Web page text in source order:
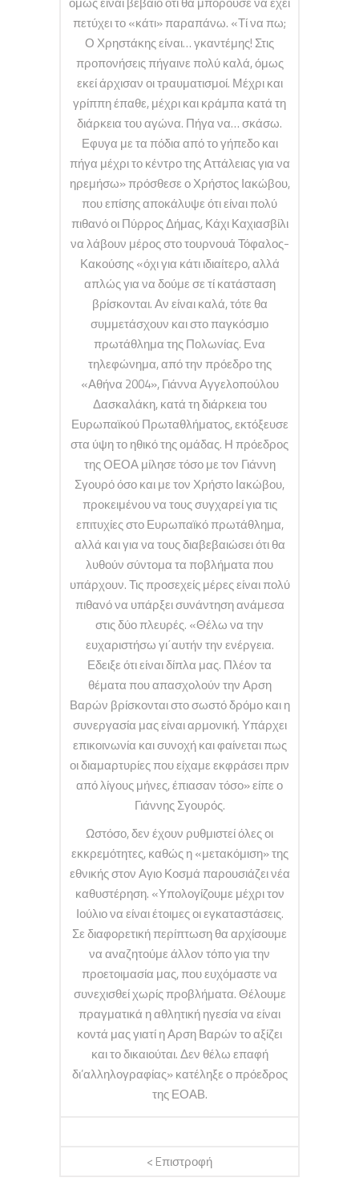
πετύχει το «κάτι» παραπάνω. «Τί να πω;
Ο Χρηστάκης είναι… γκαντέμης! Στις
προπονήσεις πήγαινε πολύ καλά, όμως
εκεί άρχισαν οι τραυματισμοί. Μέχρι και
γρίππη έπαθε, μέχρι και κράμπα κατά τη
διάρκεια του αγώνα. Πήγα να… σκάσω.
Εφυγα με τα πόδια από το γήπεδο και
πήγα μέχρι το κέντρο της Αττάλειας για να
ηρεμήσω» πρόσθεσε ο Χρήστος Ιακώβου,
που επίσης αποκάλυψε ότι είναι πολύ
πιθανό οι Πύρρος Δήμας, Κάχι Καχιασβίλι
να λάβουν μέρος στο τουρνουά Τόφαλος-
Κακούσης «όχι για κάτι ιδιαίτερο, αλλά
απλώς για να δούμε σε τί κατάσταση
βρίσκονται. Αν είναι καλά, τότε θα
συμμετάσχουν και στο παγκόσμιο
πρωτάθλημα της Πολωνίας. Ενα
τηλεφώνημα, από την πρόεδρο της
«Αθήνα 2004», Γιάννα Αγγελοπούλου
Δασκαλάκη, κατά τη διάρκεια του
Ευρωπαϊκού Πρωταθλήματος, εκτόξευσε
στα ύψη το ηθικό της ομάδας. Η πρόεδρος
της ΟΕΟΑ μίλησε τόσο με τον Γιάννη
Σγουρό όσο και με τον Χρήστο Ιακώβου,
προκειμένου να τους συγχαρεί για τις
επιτυχίες στο Ευρωπαϊκό πρωτάθλημα,
αλλά και για να τους διαβεβαιώσει ότι θα
λυθούν σύντομα τα ποβλήματα που
υπάρχουν. Τις προσεχείς μέρες είναι πολύ
πιθανό να υπάρξει συνάντηση ανάμεσα
στις δύο πλευρές. «Θέλω να την
ευχαριστήσω γι΄αυτήν την ενέργεια.
Εδειξε ότι είναι δίπλα μας. Πλέον τα
θέματα που απασχολούν την Αρση
Βαρών βρίσκονται στο σωστό δρόμο και η
συνεργασία μας είναι αρμονική. Υπάρχει
επικοινωνία και συνοχή και φαίνεται πως
οι διαμαρτυρίες που είχαμε εκφράσει πριν
από λίγους μήνες, έπιασαν τόσο» είπε ο
Γιάννης Σγουρός.
Ωστόσο, δεν έχουν ρυθμιστεί όλες οι
εκκρεμότητες, καθώς η «μετακόμιση» της
εθνικής στον Αγιο Κοσμά παρουσιάζει νέα
καθυστέρηση. «Υπολογίζουμε μέχρι τον
Ιούλιο να είναι έτοιμες οι εγκαταστάσεις.
Σε διαφορετική περίπτωση θα αρχίσουμε
να αναζητούμε άλλον τόπο για την
προετοιμασία μας, που ευχόμαστε να
συνεχισθεί χωρίς προβλήματα. Θέλουμε
πραγματικά η αθλητική ηγεσία να είναι
κοντά μας γιατί η Αρση Βαρών το αξίζει
και το δικαιούται. Δεν θέλω επαφή
δι’αλληλογραφίας» κατέληξε ο πρόεδρος
της ΕΟΑΒ.
< Eπιστροφή